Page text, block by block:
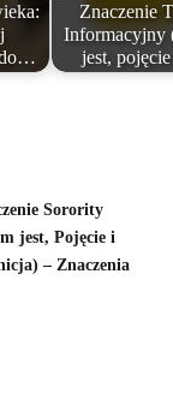
Znaczenie
Informacyjny
jest,
Sorority
jest, Pojęcie i
– Znaczenia